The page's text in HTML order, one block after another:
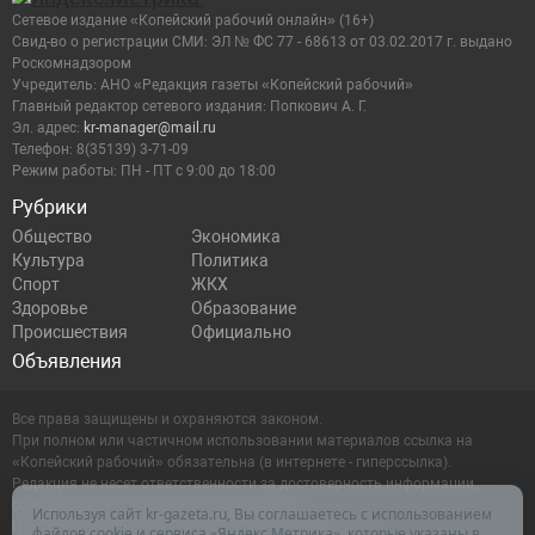
Рубрики
Общество
Экономика
Культура
Политика
Спорт
ЖКХ
Здоровье
Образование
Происшествия
Официально
Объявления
Сетевое издание «Копейский рабочий онлайн» (16+)
Cвид-во о регистрации СМИ: ЭЛ № ФС 77 - 68613 от 03.02.2017 г. выдано
Роскомнадзором
Учредитель: АНО «Редакция газеты «Копейский рабочий»
Главный редактор сетевого издания: Попкович А. Г.
Эл. адрес: kr-manager@mail.ru
Телефон: 8(35139) 3-71-09
Режим работы: ПН - ПТ с 9:00 до 18:00
Все права защищены и охраняются законом.
При полном или частичном использовании материалов ссылка на
«Копейский рабочий» обязательна (в интернете - гиперссылка).
Редакция не несет ответственности за достоверность информации,
содержащейся в рекламных объявлениях.
Настоящий ресурс может содержать материалы 16+
Используя сайт kr-gazeta.ru, Вы соглашаетесь с использованием